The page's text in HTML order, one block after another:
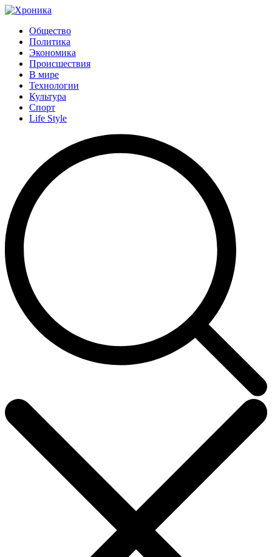
Общество
Политика
Экономика
Происшествия
В мире
Технологии
Культура
Спорт
Life Style